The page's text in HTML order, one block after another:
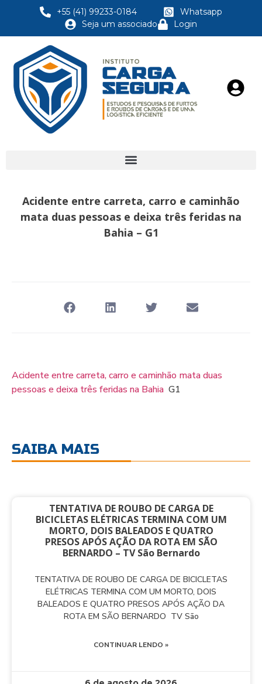
+55 (41) 99233-0184
Whatsapp
Seja um associado
Login
Acidente entre carreta, carro e caminhão
mata duas pessoas e deixa três feridas na
Bahia – G1
Acidente entre carreta, carro e caminhão mata duas
pessoas e deixa três feridas na Bahia G1
SAIBA MAIS
TENTATIVA DE ROUBO DE CARGA DE
BICICLETAS ELÉTRICAS TERMINA COM UM
MORTO, DOIS BALEADOS E QUATRO
PRESOS APÓS AÇÃO DA ROTA EM SÃO
BERNARDO – TV São Bernardo
TENTATIVA DE ROUBO DE CARGA DE BICICLETAS
ELÉTRICAS TERMINA COM UM MORTO, DOIS
BALEADOS E QUATRO PRESOS APÓS AÇÃO DA
ROTA EM SÃO BERNARDO TV São
CONTINUAR LENDO »